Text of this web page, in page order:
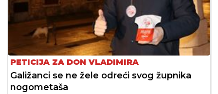
PETICIJA ZA DON VLADIMIRA
Galižanci se ne žele odreći svog župnika
nogometaša